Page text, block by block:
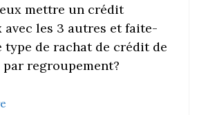
mettre un crédit
avec les 3 autres et faite-
type de rachat de crédit de
par regroupement?